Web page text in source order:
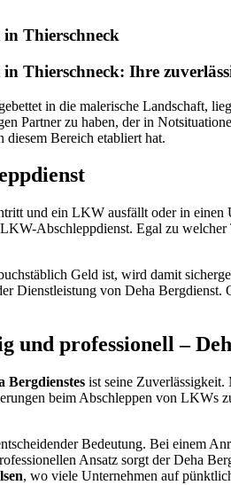
Thierschneck
Thierschneck: Ihre
in die malerische Landschaft,
Partner zu haben, der in
diesem Bereich etabliert hat.
und ein LKW ausfällt oder in
Abschleppdienst. Egal zu welcher
Geld ist, wird damit
Dienstleistung von Deha
und professionell –
Bergdienstes ist seine Zuverlässigkeit.
beim Abschleppen von LKWs
Bedeutung. Bei einem
Ansatz sorgt der Deha
, wo viele Unternehmen auf